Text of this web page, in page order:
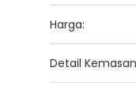
Harga:
Detail